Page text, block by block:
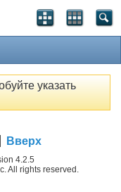
указать
Вверх
4.2.5
All rights reserved.